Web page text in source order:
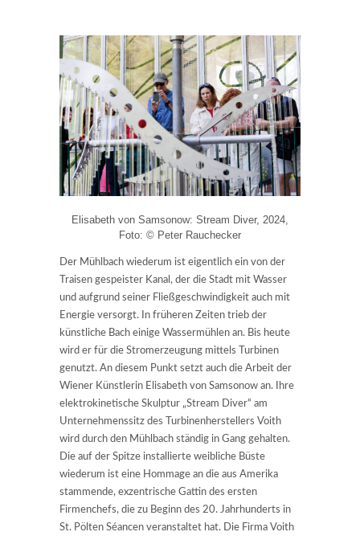
Elisabeth von Samsonow: Stream Diver, 2024,
Foto: © Peter Rauchecker
Der Mühlbach wiederum ist eigentlich ein von der
Traisen gespeister Kanal, der die Stadt mit Wasser
und aufgrund seiner Fließgeschwindigkeit auch mit
Energie versorgt. In früheren Zeiten trieb der
künstliche Bach einige Wassermühlen an. Bis heute
wird er für die Stromerzeugung mittels Turbinen
genutzt. An diesem Punkt setzt auch die Arbeit der
Wiener Künstlerin Elisabeth von Samsonow an. Ihre
elektrokinetische Skulptur „Stream Diver“ am
Unternehmenssitz des Turbinenherstellers Voith
wird durch den Mühlbach ständig in Gang gehalten.
Die auf der Spitze installierte weibliche Büste
wiederum ist eine Hommage an die aus Amerika
stammende, exzentrische Gattin des ersten
Firmenchefs, die zu Beginn des 20. Jahrhunderts in
St. Pölten Séancen veranstaltet hat. Die Firma Voith